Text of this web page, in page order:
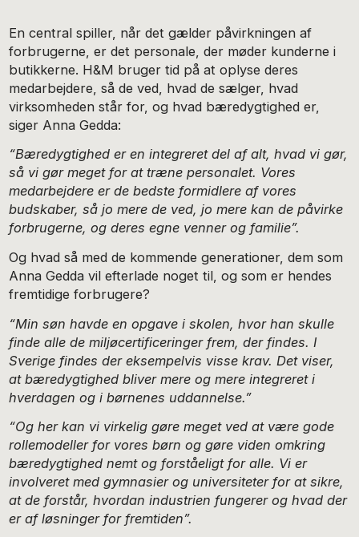
En central spiller, når det gælder påvirkningen af
forbrugerne, er det personale, der møder kunderne i
butikkerne. H&M bruger tid på at oplyse deres
medarbejdere, så de ved, hvad de sælger, hvad
virksomheden står for, og hvad bæredygtighed er,
siger Anna Gedda:
“Bæredygtighed er en integreret del af alt, hvad vi gør,
så vi gør meget for at træne personalet. Vores
medarbejdere er de bedste formidlere af vores
budskaber, så jo mere de ved, jo mere kan de påvirke
forbrugerne, og deres egne venner og familie”.
Og hvad så med de kommende generationer, dem som
Anna Gedda vil efterlade noget til, og som er hendes
fremtidige forbrugere?
“Min søn havde en opgave i skolen, hvor han skulle
finde alle de miljøcertificeringer frem, der findes. I
Sverige findes der eksempelvis visse krav. Det viser,
at bæredygtighed bliver mere og mere integreret i
hverdagen og i børnenes uddannelse.”
“Og her kan vi virkelig gøre meget ved at være gode
rollemodeller for vores børn og gøre viden omkring
bæredygtighed nemt og forståeligt for alle. Vi er
involveret med gymnasier og universiteter for at sikre,
at de forstår, hvordan industrien fungerer og hvad der
er af løsninger for fremtiden”.